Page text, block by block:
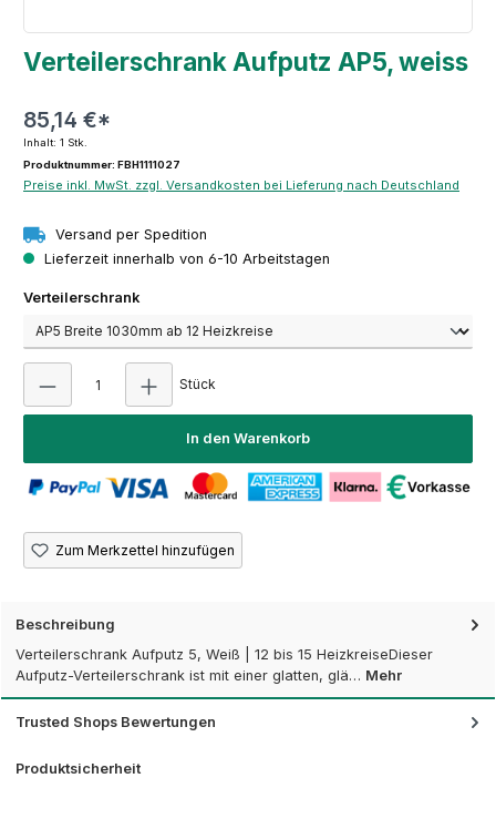
Verteilerschrank Aufputz AP5, weiss
85,14 €*
Inhalt: 1 Stk.
Produktnummer: FBH1111027
Preise inkl. MwSt. zzgl. Versandkosten bei Lieferung nach Deutschland
Versand per Spedition
Lieferzeit innerhalb von 6-10 Arbeitstagen
Verteilerschrankauswählen
Stück
In den Warenkorb
Zum Merkzettel hinzufügen
Beschreibung
Verteilerschrank Aufputz 5, Weiß | 12 bis 15 HeizkreiseDieser
Aufputz-Verteilerschrank ist mit einer glatten, glä… Mehr
Trusted Shops Bewertungen
Produktsicherheit